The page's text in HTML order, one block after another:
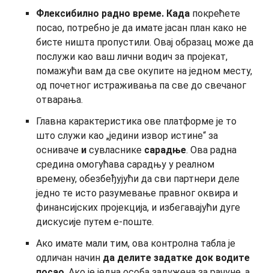
Флексибилно радно време. Када покрећете
посао, потребно је да имате јасан план како не
бисте ништа пропустили. Овај образац може да
послужи као ваш лични водич за пројекат,
помажући вам да све окупите на једном месту,
од почетног истраживања па све до свечаног
отварања.
Главна карактеристика ове платформе је то
што служи као „једини извор истине“ за
осниваче и сувласнике сарадње. Ова радна
средина омогућава сарадњу у реалном
времену, обезбеђујући да сви партнери деле
једно те исто разумевање правног оквира и
финансијских пројекција, и избегавајући дуге
дискусије путем е-поште.
Ако имате мали тим, ова контролна табла је
одличан начин да делите задатке док водите